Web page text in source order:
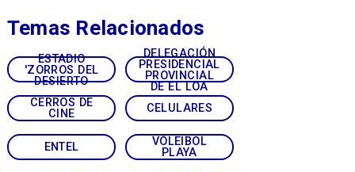
ESTADIO
'ZORROS DEL
DESIERTO
DELEGACIÓN
PRESIDENCIAL
PROVINCIAL
DE EL LOA
CERROS DE
CINE
CELULARES
ENTEL
VÓLEIBOL
PLAYA
Temas Relacionados